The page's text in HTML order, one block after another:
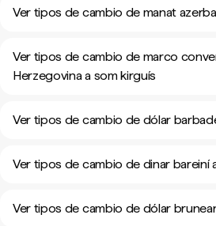
Ver tipos de cambio de manat
Ver tipos de cambio de marco
Herzegovina a som kirguís
Ver tipos de cambio de dólar
Ver tipos de cambio de dinar bareiní
Ver tipos de cambio de dólar